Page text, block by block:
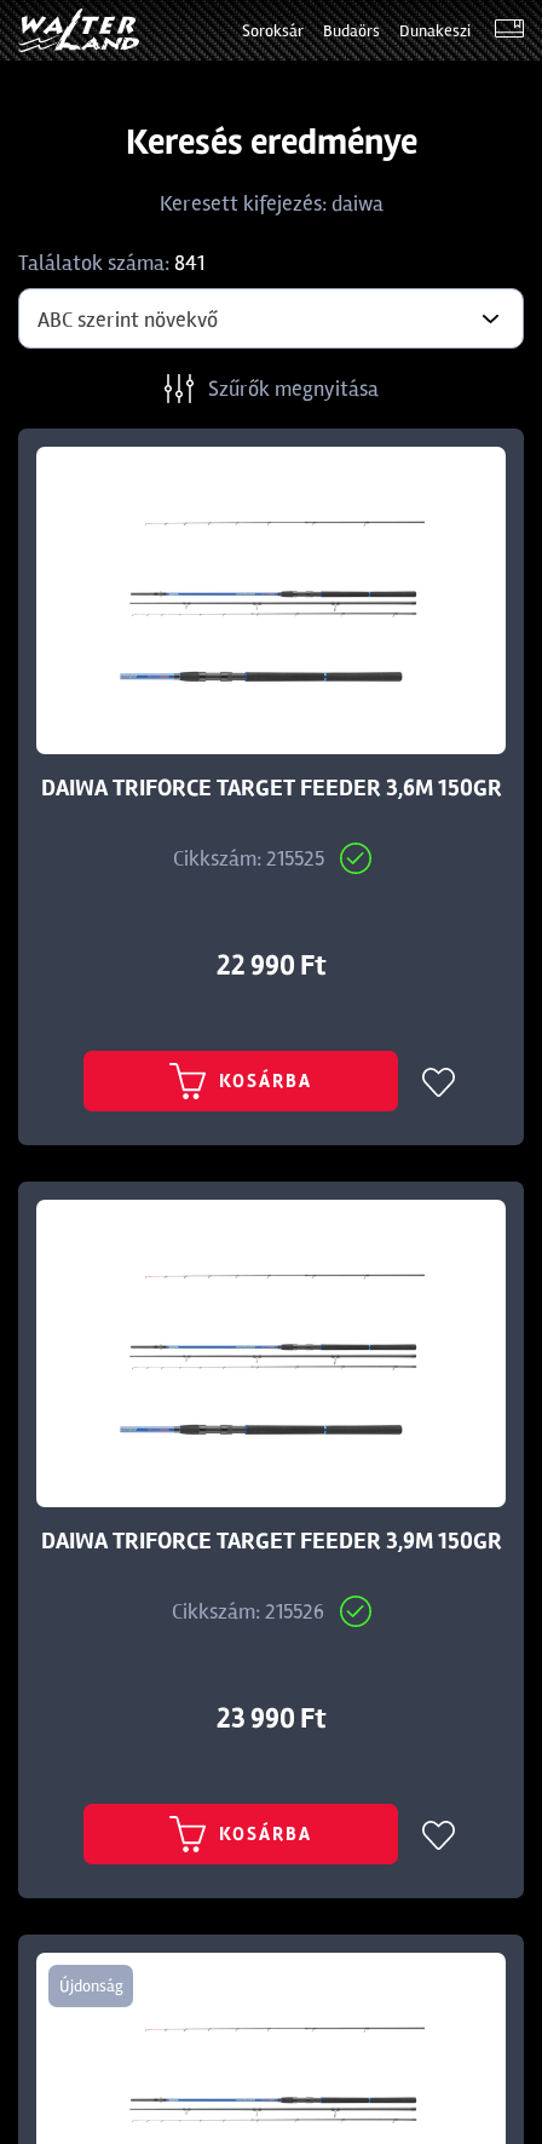
Soroksár Budaörs Dunakeszi
Keresés eredménye
Keresett kifejezés: daiwa
Találatok száma:841
ABC szerint növekvő
Szűrők megnyitása
DAIWA TRIFORCE TARGET FEEDER 3,6M 150GR
Cikkszám: 215525
22 990 Ft
KOSÁRBA
DAIWA TRIFORCE TARGET FEEDER 3,9M 150GR
Cikkszám: 215526
23 990 Ft
KOSÁRBA
Újdonság